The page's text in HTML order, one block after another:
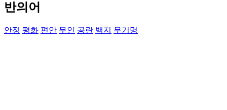
반의어
안정 평화 편안 무인 공란 백지 무기명